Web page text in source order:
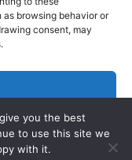
browsing behavior or
consent, may
you the best
to use this site we
with it.